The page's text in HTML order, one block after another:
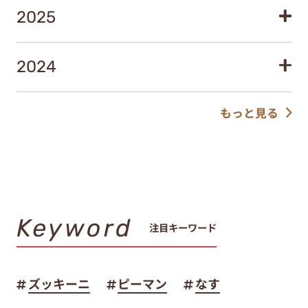
2025
2024
もっと見る
Keyword 注目キーワード
ズッキーニ ピーマン なす